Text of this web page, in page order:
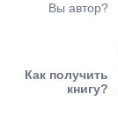
Вы автор?
Как получить
книгу?